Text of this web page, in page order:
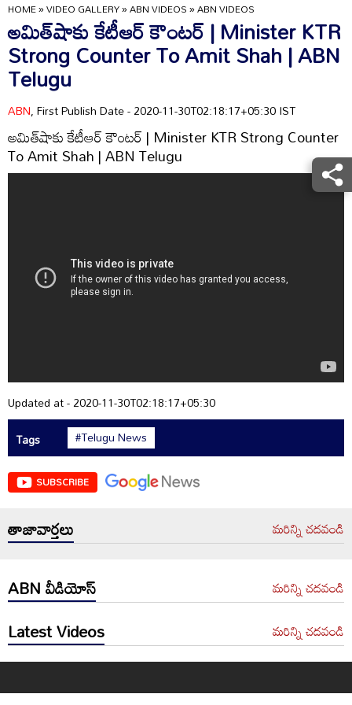
HOME»VIDEO GALLERY»ABN VIDEOS»ABN VIDEOS
అమిత్‌షాకు కేటీఆర్‌ కౌంటర్ | Minister KTR
Strong Counter To Amit Shah | ABN
Telugu
ABN, First Publish Date - 2020-11-30T02:18:17+05:30 IST
అమిత్‌షాకు కేటీఆర్‌ కౌంటర్ | Minister KTR Strong Counter
To Amit Shah | ABN Telugu
Updated at - 2020-11-30T02:18:17+05:30
Tags
#Telugu News
SUBSCRIBE
తాజావార్తలు మరిన్ని చదవండి
ABN వీడియోస్ మరిన్ని చదవండి
Latest Videos మరిన్ని చదవండి